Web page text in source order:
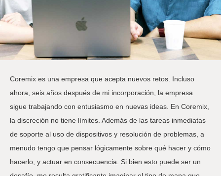
Coremix es una empresa que acepta nuevos retos. Incluso
ahora, seis años después de mi incorporación, la empresa
sigue trabajando con entusiasmo en nuevas ideas. En Coremix,
la discreción no tiene límites. Además de las tareas inmediatas
de soporte al uso de dispositivos y resolución de problemas, a
menudo tengo que pensar lógicamente sobre qué hacer y cómo
hacerlo, y actuar en consecuencia. Si bien esto puede ser un